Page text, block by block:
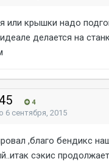
или крышки надо
делается на
4
6 сентября, 2015
,благо бендикс
сэкис